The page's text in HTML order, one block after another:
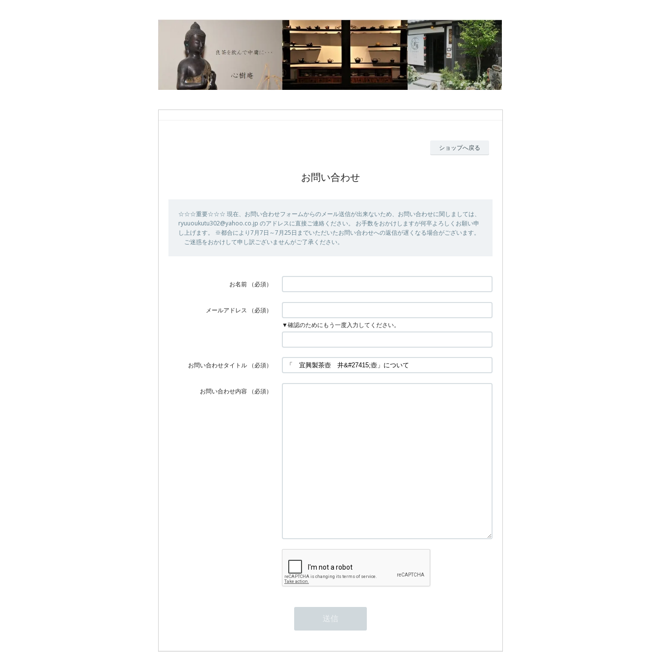
ショップへ戻る
お問い合わせ
☆☆☆重要☆☆☆ 現在、お問い合わせフォームからのメール送信が出来ないため、お問い合わせに関しましては、
ryuuoukutu302@yahoo.co.jp のアドレスに直接ご連絡ください。 お手数をおかけしますが何卒よろしくお願い申
し上げます。 ※都合により7月7日～7月25日までいただいたお問い合わせへの返信が遅くなる場合がございます。
ご迷惑をおかけして申し訳ございませんがご了承ください。
お名前 （必須）
メールアドレス
（必須）
▼確認のためにもう一度入力してください。
お問い合わせタイトル （必須）
お問い合わせ内容 （必須）